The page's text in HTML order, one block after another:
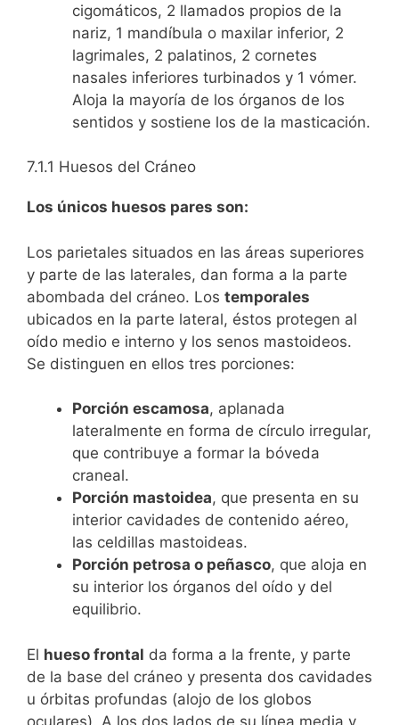
cigomáticos, 2 llamados propios de la
nariz, 1 mandíbula o maxilar inferior, 2
lagrimales, 2 palatinos, 2 cornetes
nasales inferiores turbinados y 1 vómer.
Aloja la mayoría de los órganos de los
sentidos y sostiene los de la masticación.
7.1.1 Huesos del Cráneo
Los únicos huesos pares son:
Los parietales situados en las áreas superiores
y parte de las laterales, dan forma a la parte
abombada del cráneo. Los temporales
ubicados en la parte lateral, éstos protegen al
oído medio e interno y los senos mastoideos.
Se distinguen en ellos tres porciones:
Porción escamosa, aplanada
lateralmente en forma de círculo irregular,
que contribuye a formar la bóveda
craneal.
Porción mastoidea, que presenta en su
interior cavidades de contenido aéreo,
las celdillas mastoideas.
Porción petrosa o peñasco, que aloja en
su interior los órganos del oído y del
equilibrio.
El hueso frontal da forma a la frente, y parte
de la base del cráneo y presenta dos cavidades
u órbitas profundas (alojo de los globos
oculares). A los dos lados de su línea media y